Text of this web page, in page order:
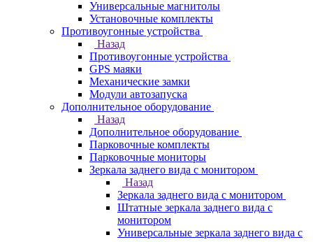
Универсальные магнитолы
Установочные комплекты
Противоугонные устройства
Назад
Противоугонные устройства
GPS маяки
Механические замки
Модули автозапуска
Дополнительное оборудование
Назад
Дополнительное оборудование
Парковочные комплекты
Парковочные мониторы
Зеркала заднего вида с монитором
Назад
Зеркала заднего вида с монитором
Штатные зеркала заднего вида с
монитором
Универсальные зеркала заднего вида с